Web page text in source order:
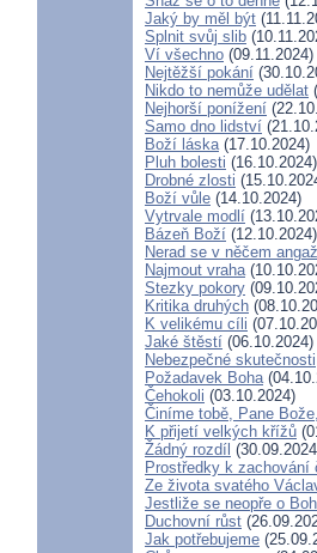
Jaký by měl být
Splnit svůj slib
Ví všechno (09.11.2024)
Nejtěžší pokání
Nikdo to nemůže udělat
Nejhorší ponížení
Samo dno lidství
Boží láska(17.10.2024)
Pluh bolesti (16.10.2024)
Drobné zlosti
Boží vůle (14.10.2024)
Vytrvale modlí
Bázeň Boží (12.10.2024)
Nerad se v něčem
Najmout vraha
Stezky pokory
Kritika druhých
K velikému cíli
Jaké štěstí (06.10.2024)
Nebezpečné skutečnosti
Požadavek Boha
Čehokoli (03.10.2024)
Činíme tobě, Pane
K přijetí velkých křížů
Žádný rozdíl
Prostředky k zachování
Ze života svatého
Jestliže se neopře o
Duchovní růst
Jak potřebujeme